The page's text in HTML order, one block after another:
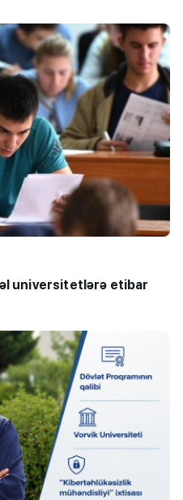
universitetlərə etibar